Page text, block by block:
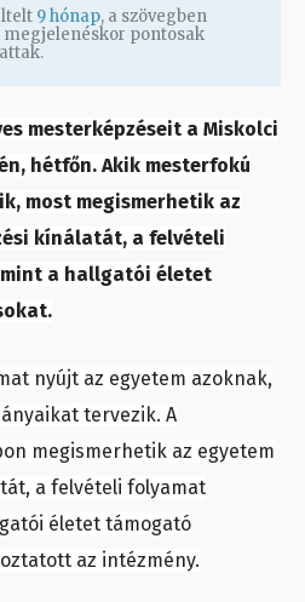
9 hónap, a szövegben
pontosak
mesterképzéseit a Miskolci
hétfőn. Akik mesterfokú
most megismerhetik az
kínálatát, a felvételi
a hallgatói életet
nyújt az egyetem azoknak,
tervezik. A
megismerhetik az egyetem
a felvételi folyamat
életet támogató
az intézmény.